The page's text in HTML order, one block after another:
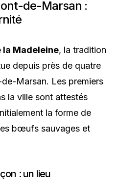
de-Marsan :
la Madeleine, la tradition
depuis près de quatre
Marsan. Les premiers
la ville sont attestés
la forme de
bœufs sauvages et
: un lieu